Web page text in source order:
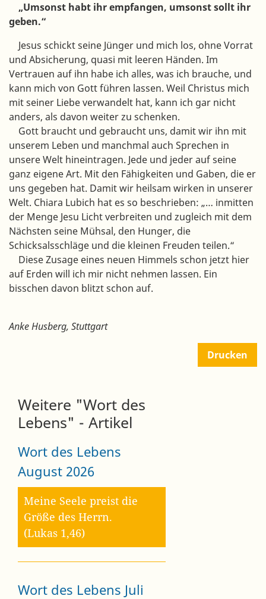
„Umsonst habt ihr empfangen, umsonst sollt ihr
geben.“
Jesus schickt seine Jünger und mich los, ohne Vorrat
und Absicherung, quasi mit leeren Händen. Im
Vertrauen auf ihn habe ich alles, was ich brauche, und
kann mich von Gott führen lassen. Weil Christus mich
mit seiner Liebe verwandelt hat, kann ich gar nicht
anders, als davon weiter zu schenken.
Gott braucht und gebraucht uns, damit wir ihn mit
unserem Leben und manchmal auch Sprechen in
unsere Welt hineintragen. Jede und jeder auf seine
ganz eigene Art. Mit den Fähigkeiten und Gaben, die er
uns gegeben hat. Damit wir heilsam wirken in unserer
Welt. Chiara Lubich hat es so beschrieben: „… inmitten
der Menge Jesu Licht verbreiten und zugleich mit dem
Nächsten seine Mühsal, den Hunger, die
Schicksalsschläge und die kleinen Freuden teilen.“
Diese Zusage eines neuen Himmels schon jetzt hier
auf Erden will ich mir nicht nehmen lassen. Ein
bisschen davon blitzt schon auf.
Anke Husberg, Stuttgart
Drucken
Weitere "Wort des
Lebens" - Artikel
Wort des Lebens
August 2026
Meine Seele preist die
Größe des Herrn.
(Lukas 1,46)
Wort des Lebens Juli